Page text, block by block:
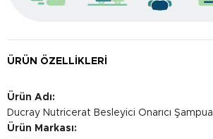
ÜRÜN ÖZELLIKLERI
Ürün Adı:
Ducray Nutricerat Besleyici Onarıcı
Ürün Markası: